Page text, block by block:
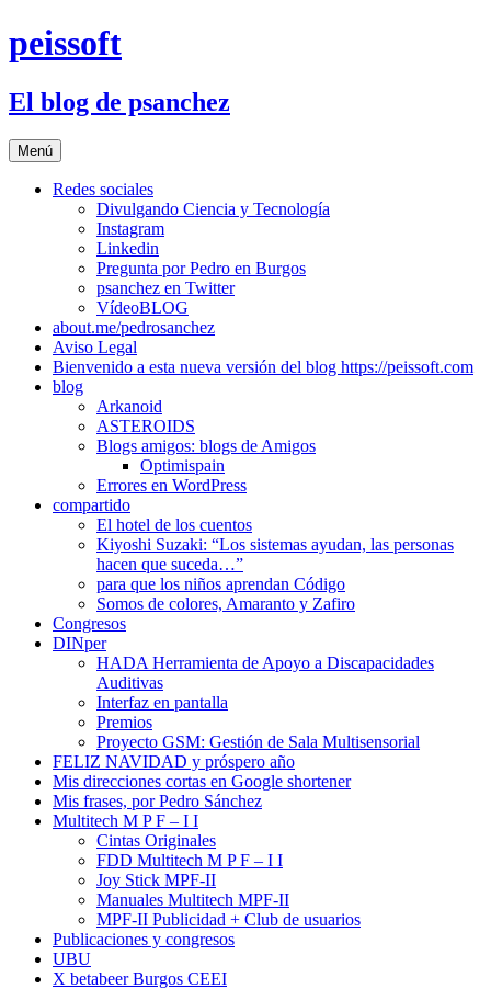
Saltar
al
peissoft
El blog de psanchez
Menú
Redes sociales
Divulgando Ciencia y Tecnología
Instagram
Linkedin
Pregunta por Pedro en Burgos
psanchez en Twitter
VídeoBLOG
about.me/pedrosanchez
Aviso Legal
Bienvenido a esta nueva versión del blog https://peissoft.com
blog
Arkanoid
ASTEROIDS
Blogs amigos: blogs de Amigos
Optimispain
Errores en WordPress
compartido
El hotel de los cuentos
Kiyoshi Suzaki: “Los sistemas ayudan, las personas
hacen que suceda…”
para que los niños aprendan Código
Somos de colores, Amaranto y Zafiro
Congresos
DINper
HADA Herramienta de Apoyo a Discapacidades
Auditivas
Interfaz en pantalla
Premios
Proyecto GSM: Gestión de Sala Multisensorial
FELIZ NAVIDAD y próspero año
Mis direcciones cortas en Google shortener
Mis frases, por Pedro Sánchez
Multitech M P F – I I
Cintas Originales
FDD Multitech M P F – I I
Joy Stick MPF-II
Manuales Multitech MPF-II
MPF-II Publicidad + Club de usuarios
Publicaciones y congresos
UBU
X betabeer Burgos CEEI